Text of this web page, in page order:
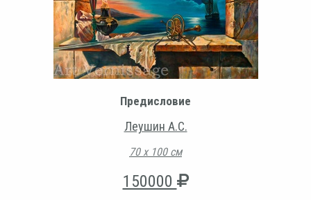
Предисловие
Леушин А.С.
70 х 100 см
150000